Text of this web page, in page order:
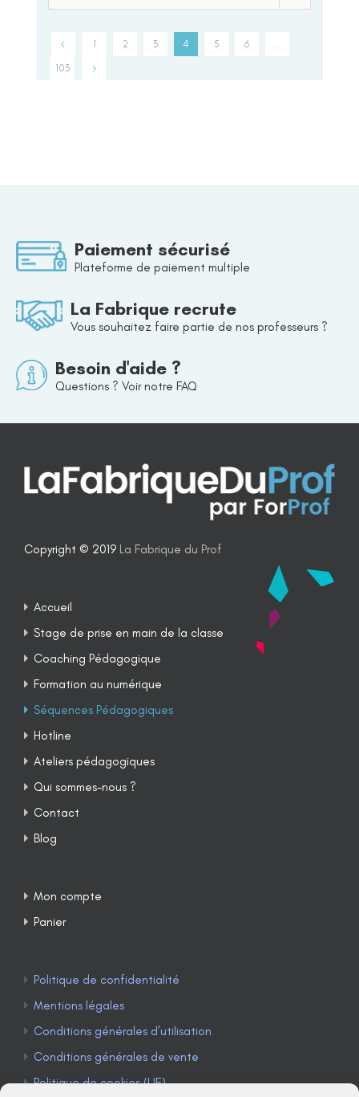
1 2 3 4 5 6 …
103
Paiement sécurisé
Plateforme de paiement multiple
La Fabrique recrute
Vous souhaitez faire partie de nos professeurs ?
Besoin d'aide ?
Questions ? Voir notre FAQ
Copyright © 2019 La Fabrique du Prof
Accueil
Stage de prise en main de la classe
Coaching Pédagogique
Formation au numérique
Séquences Pédagogiques
Hotline
Ateliers pédagogiques
Qui sommes-nous ?
Contact
Blog
Mon compte
Panier
Politique de confidentialité
Mentions légales
Conditions générales d’utilisation
Conditions générales de vente
Politique de cookies (UE)